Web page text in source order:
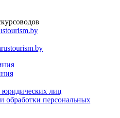
лиц
обработки персональных